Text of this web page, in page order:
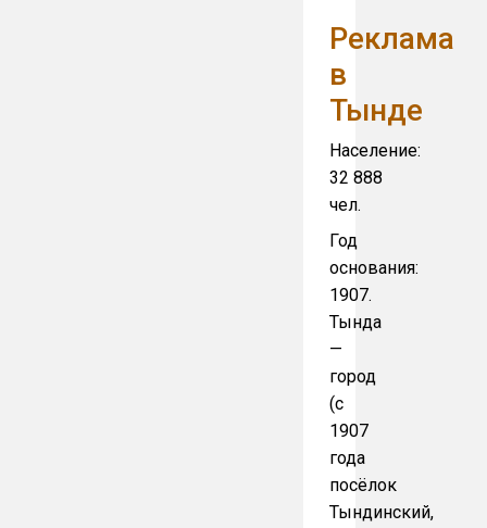
Реклама
в
Тынде
Население:
32 888
чел.
Год
основания:
1907.
Тында
—
город
(с
1907
года
посёлок
Тындинский,